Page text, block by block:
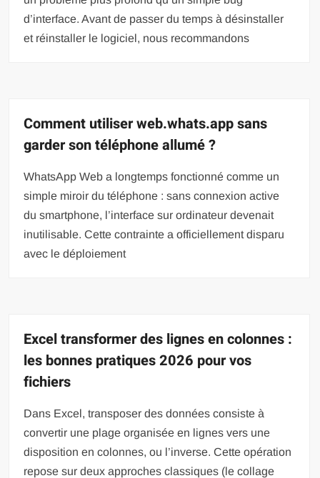
d’interface. Avant de passer du temps à désinstaller
et réinstaller le logiciel, nous recommandons
Comment utiliser web.whats.app sans
garder son téléphone allumé ?
WhatsApp Web a longtemps fonctionné comme un
simple miroir du téléphone : sans connexion active
du smartphone, l’interface sur ordinateur devenait
inutilisable. Cette contrainte a officiellement disparu
avec le déploiement
Excel transformer des lignes en colonnes :
les bonnes pratiques 2026 pour vos
fichiers
Dans Excel, transposer des données consiste à
convertir une plage organisée en lignes vers une
disposition en colonnes, ou l’inverse. Cette opération
repose sur deux approches classiques (le collage